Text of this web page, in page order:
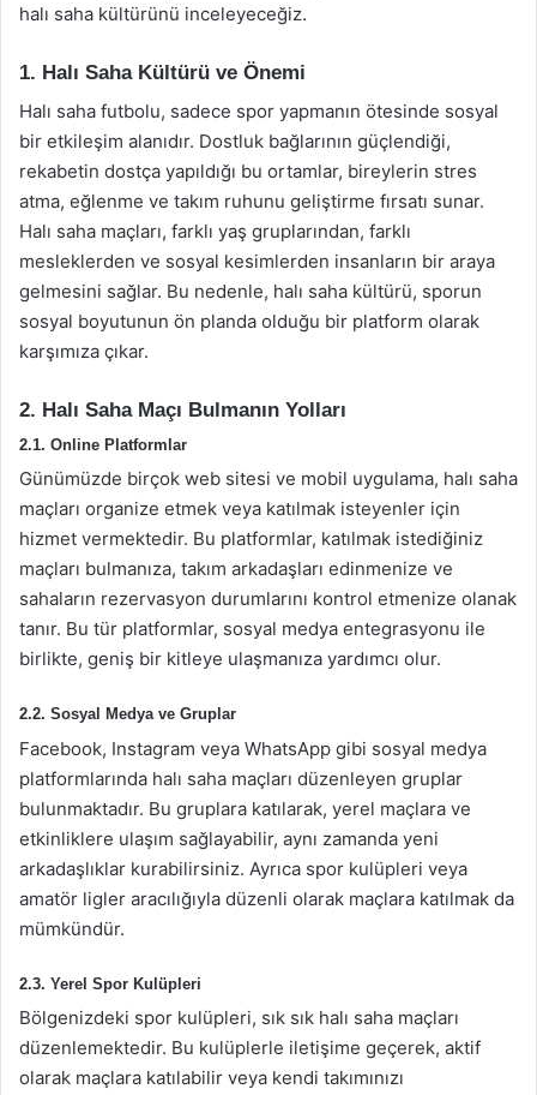
halı saha kültürünü inceleyeceğiz.
1. Halı Saha Kültürü ve Önemi
Halı saha futbolu, sadece spor yapmanın ötesinde sosyal
bir etkileşim alanıdır. Dostluk bağlarının güçlendiği,
rekabetin dostça yapıldığı bu ortamlar, bireylerin stres
atma, eğlenme ve takım ruhunu geliştirme fırsatı sunar.
Halı saha maçları, farklı yaş gruplarından, farklı
mesleklerden ve sosyal kesimlerden insanların bir araya
gelmesini sağlar. Bu nedenle, halı saha kültürü, sporun
sosyal boyutunun ön planda olduğu bir platform olarak
karşımıza çıkar.
2. Halı Saha Maçı Bulmanın Yolları
2.1. Online Platformlar
Günümüzde birçok web sitesi ve mobil uygulama, halı saha
maçları organize etmek veya katılmak isteyenler için
hizmet vermektedir. Bu platformlar, katılmak istediğiniz
maçları bulmanıza, takım arkadaşları edinmenize ve
sahaların rezervasyon durumlarını kontrol etmenize olanak
tanır. Bu tür platformlar, sosyal medya entegrasyonu ile
birlikte, geniş bir kitleye ulaşmanıza yardımcı olur.
2.2. Sosyal Medya ve Gruplar
Facebook, Instagram veya WhatsApp gibi sosyal medya
platformlarında halı saha maçları düzenleyen gruplar
bulunmaktadır. Bu gruplara katılarak, yerel maçlara ve
etkinliklere ulaşım sağlayabilir, aynı zamanda yeni
arkadaşlıklar kurabilirsiniz. Ayrıca spor kulüpleri veya
amatör ligler aracılığıyla düzenli olarak maçlara katılmak da
mümkündür.
2.3. Yerel Spor Kulüpleri
Bölgenizdeki spor kulüpleri, sık sık halı saha maçları
düzenlemektedir. Bu kulüplerle iletişime geçerek, aktif
olarak maçlara katılabilir veya kendi takımınızı